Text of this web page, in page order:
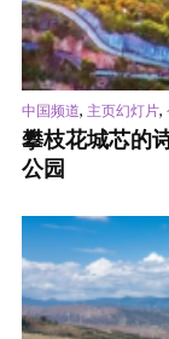
中国频道, 主页幻灯片,
攀枝花城芯的
公园